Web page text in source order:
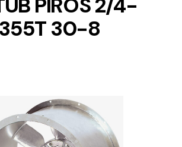
355T 30-8